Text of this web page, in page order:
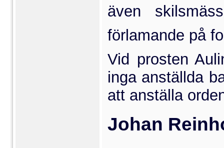
även
förlamande på
Vid prosten
inga anställda
att anställa
Johan